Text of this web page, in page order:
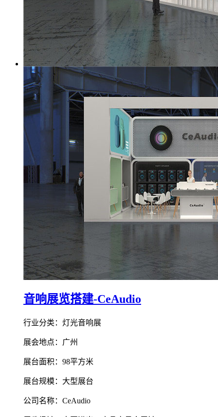
音响展览搭建-CeAudio
行业分类：灯光音响展
展会地点：广州
展台面积：98平方米
展台规模：大型展台
公司名称：CeAudio